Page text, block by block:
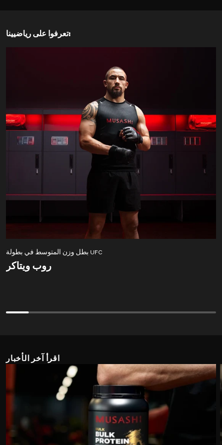
تعرفوا على رياضيينا:
بطل وزن المتوسط في بطولة UFC
روب ويتاكر
اقرأ آخر الأخبار